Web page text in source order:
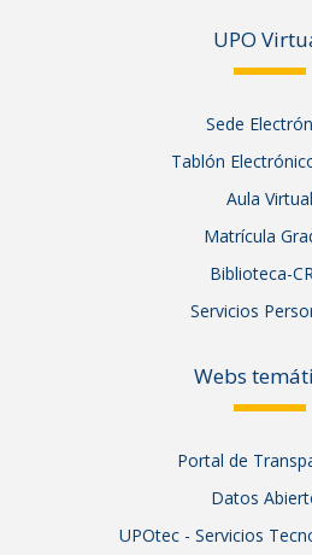
UPO Vir
Sede
Tablón
Aula Virtual
Matrícula
Biblioteca-
Servicios
Webs
Portal de
Datos
UPOtec - Servicios